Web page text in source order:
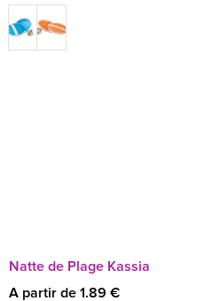
Natte de Plage Kassia
A partir de 1.89 €